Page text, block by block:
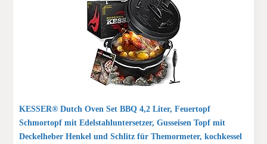
KESSER® Dutch Oven Set BBQ 4,2 Liter, Feuertopf
Schmortopf mit Edelstahluntersetzer, Gusseisen Topf mit
Deckelheber Henkel und Schlitz für Themormeter, kochkessel